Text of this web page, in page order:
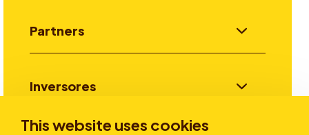
This website uses cookies
Partners
Inversores